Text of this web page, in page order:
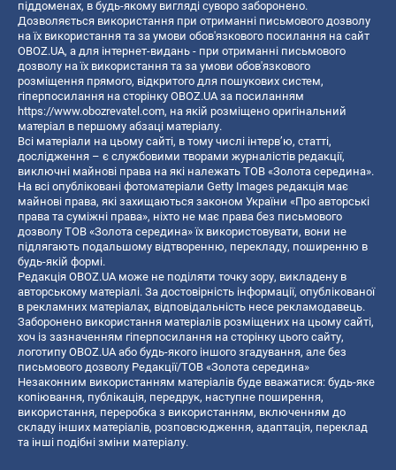
піддоменах, в будь-якому вигляді суворо заборонено.
Дозволяється використання при отриманні письмового дозволу
на їх використання та за умови обов'язкового посилання на сайт
OBOZ.UA, а для інтернет-видань - при отриманні письмового
дозволу на їх використання та за умови обов'язкового
розміщення прямого, відкритого для пошукових систем,
гіперпосилання на сторінку OBOZ.UA за посиланням
https://www.obozrevatel.com, на якій розміщено оригінальний
матеріал в першому абзаці матеріалу.
Всі матеріали на цьому сайті, в тому числі інтерв’ю, статті,
дослідження – є службовими творами журналістів редакції,
виключні майнові права на які належать ТОВ «Золота середина».
На всі опубліковані фотоматеріали Getty Images редакція має
майнові права, які захищаються законом України «Про авторські
права та суміжні права», ніхто не має права без письмового
дозволу ТОВ «Золота середина» їх використовувати, вони не
підлягають подальшому відтворенню, перекладу, поширенню в
будь-якій формі.
Редакція OBOZ.UA може не поділяти точку зору, викладену в
авторському матеріалі. За достовірність інформації, опублікованої
в рекламних матеріалах, відповідальність несе рекламодавець.
Заборонено використання матеріалів розміщених на цьому сайті,
хоч із зазначенням гіперпосилання на сторінку цього сайту,
логотипу OBOZ.UA або будь-якого іншого згадування, але без
письмового дозволу Редакції/ТОВ «Золота середина»
Незаконним використанням матеріалів буде вважатися: будь-яке
копiювання, публiкацiя, передрук, наступне поширення,
використання, переробка з використанням, включенням до
складу інших матеріалів, розповсюдження, адаптація, переклад
та інші подібні зміни матеріалу.